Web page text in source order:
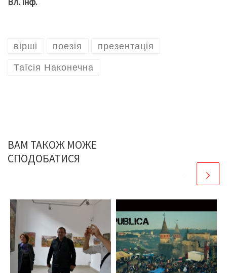
вірші поезія презентація
Таїсія Наконечна
ВАМ ТАКОЖ МОЖЕ
СПОДОБАТИСЯ